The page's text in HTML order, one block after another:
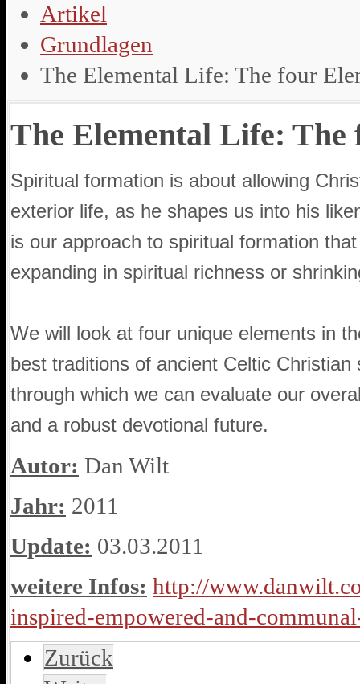
Artikel
Grundlagen
The Elemental Life: The four
The Elemental Life:
Spiritual formation is about allowing
exterior life, as he shapes us into his
is our approach to spiritual formation
expanding in spiritual richness or
We will look at four unique elements in
best traditions of ancient Celtic
through which we can evaluate our
and a robust devotional future.
Autor: Dan Wilt
Jahr: 2011
Update: 03.03.2011
weitere Infos: http://
inspired-empowered-and-
Zurück